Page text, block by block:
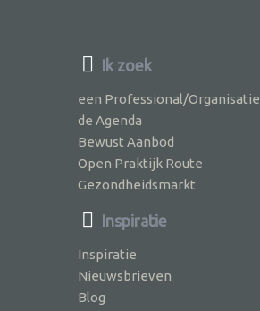
Ik zoek
een Professional/Organisatie
de Agenda
Bewust Aanbod
Open Praktijk Route
Gezondheidsmarkt
Inspiratie
Inspiratie
Nieuwsbrieven
Blog